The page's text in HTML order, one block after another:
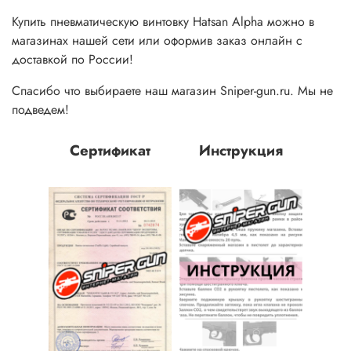
Купить пневматическую винтовку Hatsan Alpha можно в
магазинах нашей сети или оформив заказ онлайн с
доставкой по России!
Спасибо что выбираете наш магазин Sniper-gun.ru. Мы не
подведем!
Сертификат Инструкция